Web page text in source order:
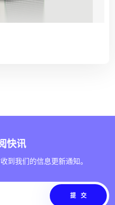
快讯
到我们的信息更新通知。
提交